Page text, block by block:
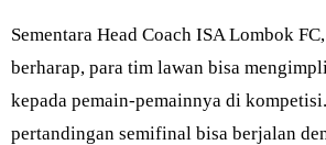
Sementara Head Coach ISA Lombok
berharap, para tim lawan bisa
kepada pemain-pemainnya di
pertandingan semifinal bisa berjalan